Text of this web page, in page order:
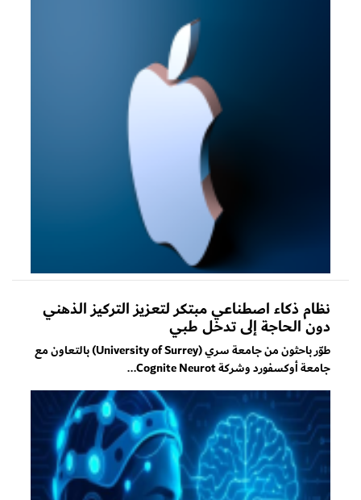
نظام ذكاء اصطناعي مبتكر لتعزيز التركيز الذهني
دون الحاجة إلى تدخل طبي
طوّر باحثون من جامعة سري (University of Surrey) بالتعاون مع
جامعة أوكسفورد وشركة Cognite Neurot...